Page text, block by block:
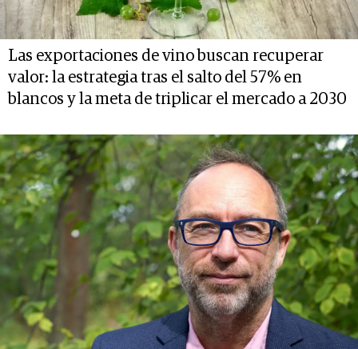
Las exportaciones de vino buscan recuperar
valor: la estrategia tras el salto del 57% en
blancos y la meta de triplicar el mercado a 2030